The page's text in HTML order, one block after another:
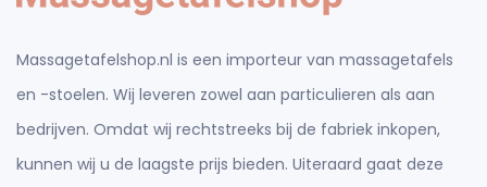
Massagetafelshop.nl is een importeur van massagetafels
en -stoelen. Wij leveren zowel aan particulieren als aan
bedrijven. Omdat wij rechtstreeks bij de fabriek inkopen,
kunnen wij u de laagste prijs bieden. Uiteraard gaat deze